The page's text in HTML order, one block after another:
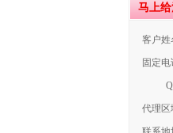
马上
客户姓
固定电
代理区